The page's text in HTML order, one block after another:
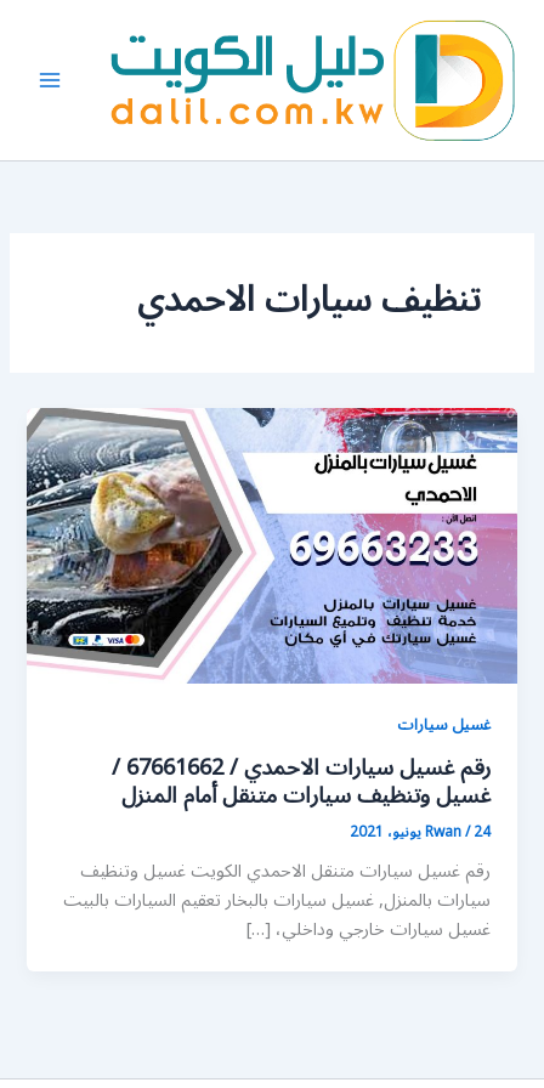
المحتوى
تنظيف سيارات الاحمدي
غسيل سيارات
رقم غسيل سيارات الاحمدي / 67661662 /
غسيل وتنظيف سيارات متنقل أمام المنزل
Rwan/24 يونيو، 2021
رقم غسيل سيارات متنقل الاحمدي الكويت غسيل وتنظيف
سيارات بالمنزل, غسيل سيارات بالبخار تعقيم السيارات بالبيت
غسيل سيارات خارجي وداخلي، […]